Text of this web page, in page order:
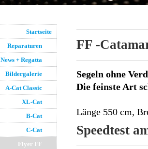
FF -
Segeln ohne
Die feinste Art
Länge 550 cm,
Speedtest
Startseite
Reparaturen
News + Regatta
Bildergalerie
A-Cat Classic
XL-Cat
B-Cat
C-Cat
Flyer FF